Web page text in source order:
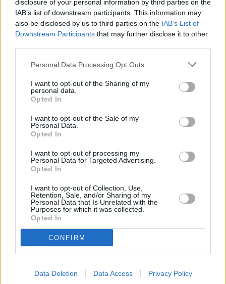
disclosure of your personal information by third parties on the
IAB’s list of downstream participants. This information may
also be disclosed by us to third parties on the IAB’s List of
Downstream Participants that may further disclose it to other
Personal Data Processing Opt Outs
I want to opt-out of the Sharing of my
personal data.
Opted In
I want to opt-out of the Sale of my
Personal Data.
Opted In
I want to opt-out of processing my
Personal Data for Targeted Advertising.
Opted In
I want to opt-out of Collection, Use,
Retention, Sale, and/or Sharing of my
Personal Data that Is Unrelated with the
Purposes for which it was collected.
Opted In
CONFIRM
Data Deletion Data Access Privacy Policy
κατασκηνώσεις
FacebookTwitter PinterestLinkedInTumblr Telegram
PREVIOUS ARTICLE
Εθνική στρατηγική για τη βία
των ανηλίκων – Παρουσιάζεται
σε σύσκεψη υπό τον
πρωθυπουργό
NEXT ARTICLE
Τα πρωτοσέλιδα των